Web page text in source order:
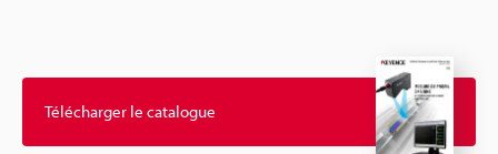
Télécharger le catalogue